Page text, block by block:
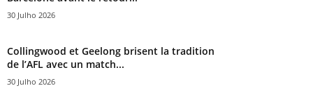
30 Julho 2026
Collingwood et Geelong brisent la tradition
de l’AFL avec un match...
30 Julho 2026